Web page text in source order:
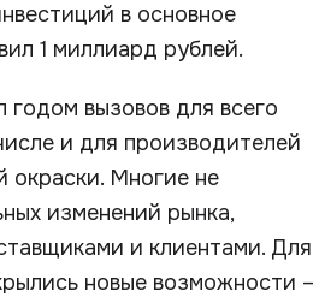
в основное
1 миллиард рублей.
вызовов для всего
и для производителей
Многие не
изменений рынка,
и клиентами. Для
новые возможности –